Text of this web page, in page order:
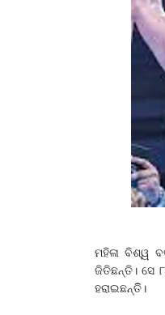
ମହିଳା ବିଶ୍ୱ
ଜିତିଛନ୍ତି। ସେ
ହରାଇଛନ୍ତିି।